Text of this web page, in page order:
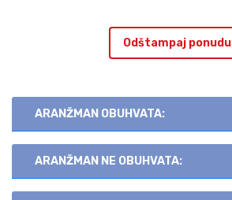
Odštampaj ponudu
ARANŽMAN OBUHVATA:
ARANŽMAN NE OBUHVATA: